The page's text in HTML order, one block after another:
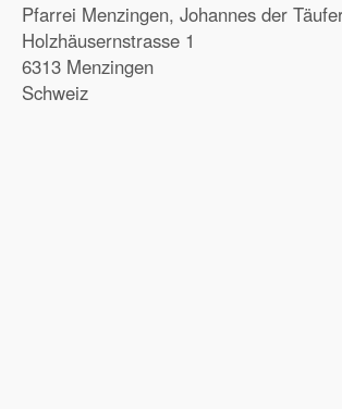
Pfarrei Menzingen, Johannes der
Holzhäusernstrasse 1
6313 Menzingen
Schweiz